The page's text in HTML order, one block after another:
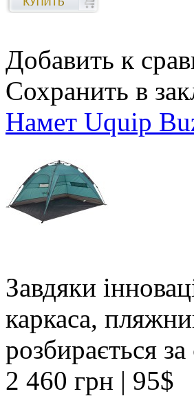
Добавить к
Сохранить в
Намет Uquip
Завдяки
каркаса,
розбирається
2 460 грн | 95$